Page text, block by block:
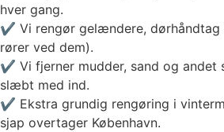
hver gang.
✔️ Vi rengør gelændere, dørhåndtag
rører ved dem).
✔️ Vi fjerner mudder, sand og andet
slæbt med ind.
✔️ Ekstra grundig rengøring i
sjap overtager København.